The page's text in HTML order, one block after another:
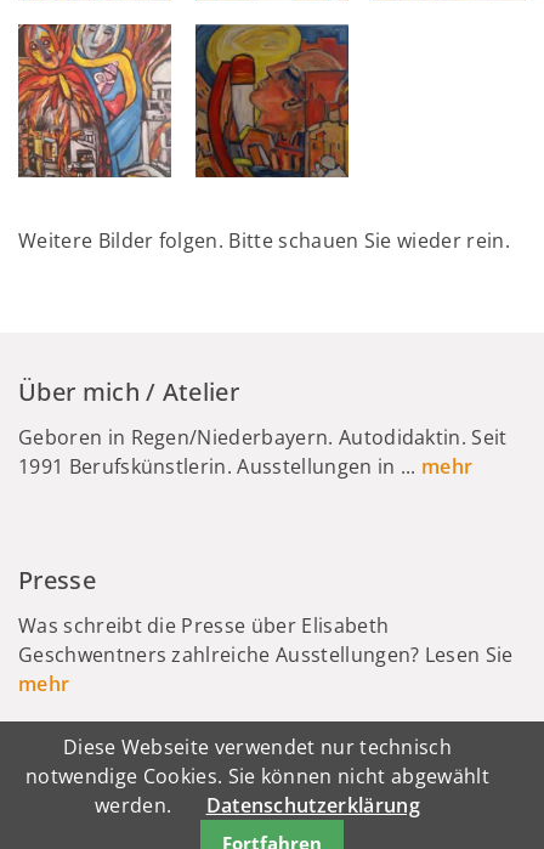
Weitere Bilder folgen. Bitte schauen Sie wieder rein.
Über mich / Atelier
Geboren in Regen/Niederbayern. Autodidaktin. Seit
1991 Berufskünstlerin. Ausstellungen in ... mehr
Presse
Was schreibt die Presse über Elisabeth
Geschwentners zahlreiche Ausstellungen? Lesen Sie
mehr
© 2022 Elisabeth Geschwentner
Datenschutz
Diese Webseite verwendet nur technisch
notwendige Cookies. Sie können nicht abgewählt
werden.
Datenschutzerklärung
Fortfahren